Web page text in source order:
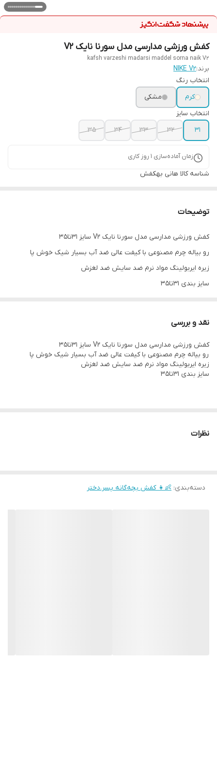
کفش ورزشی مدارسی مدل سورنا نایک V2
kafsh varzeshi madarsi maddel sorna naik V2
برند:NIKE V2
انتخاب رنگ
کرم
مشکی
انتخاب سایز
31
32
33
34
35
زمان آماده‌سازی 1 روز کاری
شناسه کالا هانی بهکفش
توضیحات
کفش ورزشی مدارسی مدل سورنا نایک V2 سایز 31تا35
رو بیاله چرم مصنوعی با کیفت عالی ضد آب بسیار شیک خوش پا
زیره ایربولینگ مواد نرم ضد سایش ضد لغزش
سایز بندی 31تا35
نقد و بررسی
کفش ورزشی مدارسی مدل سورنا نایک V2 سایز 31تا35
رو بیاله چرم مصنوعی با کیفت عالی ضد آب بسیار شیک خوش پا
زیره ایربولینگ مواد نرم ضد سایش ضد لغزش
سایز بندی 31تا35
نظرات
دسته‌بندی: 👶👧 کفش بچه‌گانه پسر.دختر